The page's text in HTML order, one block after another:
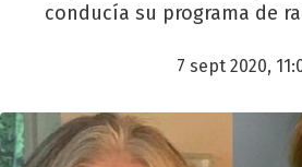
conducía su programa de
7 sept 2020,